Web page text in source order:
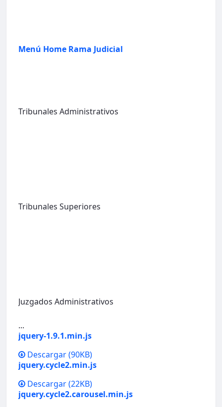
Menú Home Rama Judicial
Tribunales Administrativos
Tribunales Superiores
Juzgados Administrativos
...
jquery-1.9.1.min.js
Descargar(90KB)
jquery.cycle2.min.js
Descargar(22KB)
jquery.cycle2.carousel.min.js